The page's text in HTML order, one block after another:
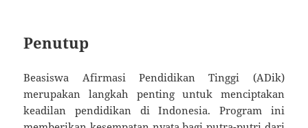
Penutup
Beasiswa Afirmasi Pendidikan Tinggi (ADik)
merupakan langkah penting untuk menciptakan
keadilan pendidikan di Indonesia. Program ini